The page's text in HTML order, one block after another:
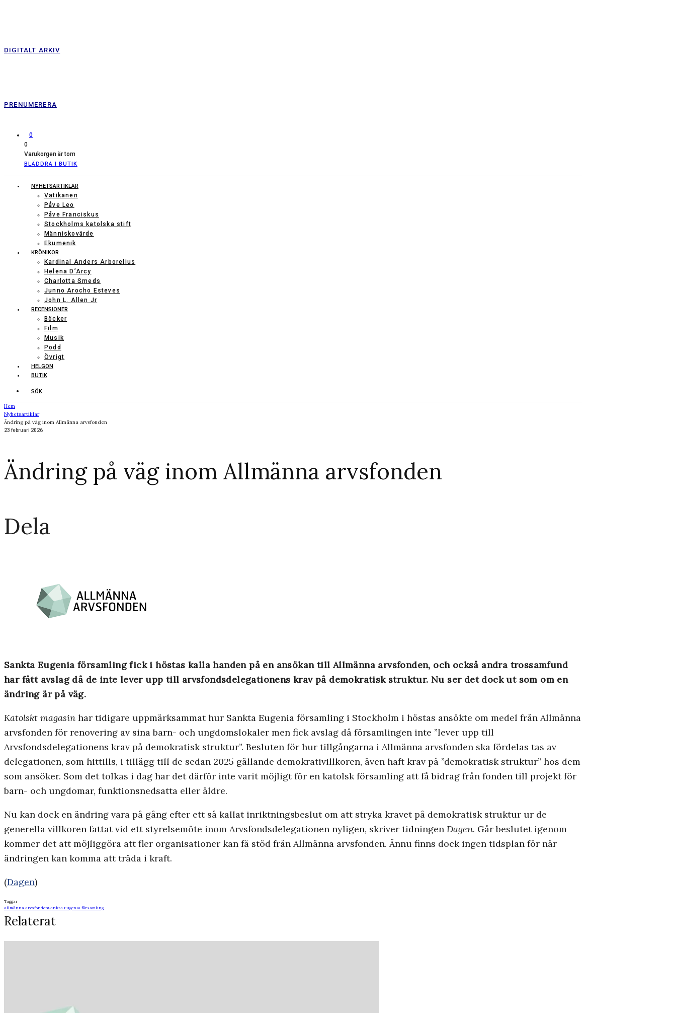
DIGITALT ARKIV
PRENUMERERA
0
0
Varukorgen är tom
BLÄDDRA I BUTIK
NYHETSARTIKLAR
Vatikanen
Påve Leo
Påve Franciskus
Stockholms katolska stift
Människovärde
Ekumenik
KRÖNIKOR
Kardinal Anders Arborelius
Helena D’Arcy
Charlotta Smeds
Junno Arocho Esteves
John L. Allen Jr
RECENSIONER
Böcker
Film
Musik
Podd
Övrigt
HELGON
BUTIK
SÖK
Hem
Nyhetsartiklar
Ändring på väg inom Allmänna arvsfonden
23 februari 2026
Ändring på väg inom Allmänna arvsfonden
Dela
Sankta Eugenia församling fick i höstas kalla handen på en ansökan till Allmänna arvsfonden, och också andra trossamfund
har fått avslag då de inte lever upp till arvsfondsdelegationens krav på demokratisk struktur. Nu ser det dock ut som om en
ändring är på väg.
Katolskt magasin har tidigare uppmärksammat hur Sankta ­Eugenia församling i Stockholm i höstas ansökte om medel från Allmänna
arvsfonden för renovering av sina barn- och ungdomslokaler men fick avslag då församlingen inte ”lever upp till
Arvsfondsdelegationens krav på demokratisk struktur”. Besluten för hur tillgångarna i Allmänna arvsfonden ska fördelas tas av
delegationen, som hittills, i tillägg till de sedan 2025 gällande demokrativillkoren, även haft krav på ”demokratisk struktur” hos dem
som ansöker. Som det tolkas i dag har det därför inte varit möjligt för en katolsk församling att få bidrag från fonden till projekt för
barn- och ungdomar, funktionsnedsatta eller äldre.
Nu kan dock en ändring vara på gång efter ett så kallat inriktningsbeslut om att stryka kravet på demokratisk struktur ur de
generella villkoren fattat vid ett styrelsemöte inom Arvsfondsdelegationen nyligen, skriver tidningen Dagen. Går beslutet igenom
kommer det att möjliggöra att fler organisationer kan få stöd från Allmänna arvsfonden. Ännu finns dock ingen tidsplan för när
ändringen kan komma att träda i kraft.
(Dagen)
Taggar
allmänna arvsfondenSankta Eugenia församling
Relaterat